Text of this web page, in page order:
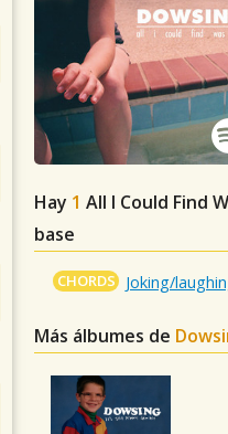
Hay 1 All I Could Find
base
CHORDS Joking/
Más álbumes de